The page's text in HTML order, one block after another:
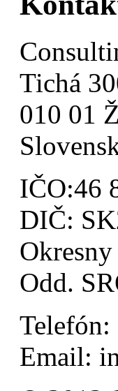
Tichá
010 01
IČO:46
DIČ:
Odd.
Email: